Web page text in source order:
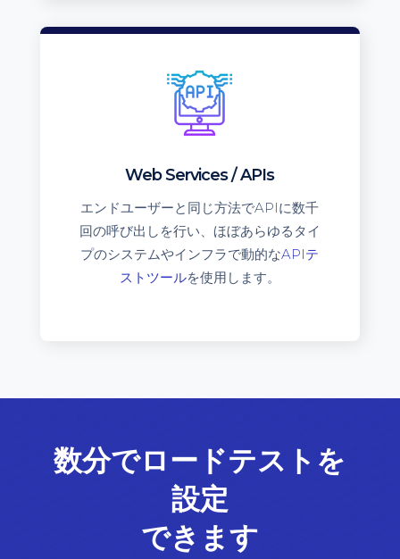
Web Services / APIs
エンドユーザーと同じ方法でAPIに数千
回の呼び出しを行い、ほぼあらゆるタイ
プのシステムやインフラで動的なAPIテ
ストツールを使用します。
数分でロードテストを
設定
できます